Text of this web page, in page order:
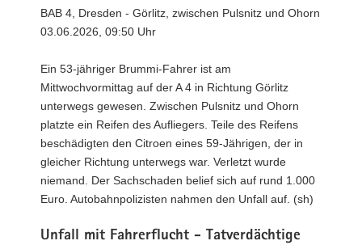
BAB 4, Dresden - Görlitz, zwischen Pulsnitz und Ohorn
03.06.2026, 09:50 Uhr
Ein 53-jähriger Brummi-Fahrer ist am
Mittwochvormittag auf der A 4 in Richtung Görlitz
unterwegs gewesen. Zwischen Pulsnitz und Ohorn
platzte ein Reifen des Aufliegers. Teile des Reifens
beschädigten den Citroen eines 59-Jährigen, der in
gleicher Richtung unterwegs war. Verletzt wurde
niemand. Der Sachschaden belief sich auf rund 1.000
Euro. Autobahnpolizisten nahmen den Unfall auf. (sh)
Unfall mit Fahrerflucht - Tatverdächtige